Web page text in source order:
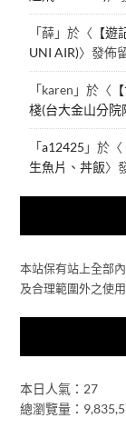
「薛」於〈 【
UNI AIR)〉發佈
「karen 」於〈
棧(台大金山分院
「a12425 」於〈
生魚片、丼飯〉
本站保有站上全部
及合理範圍外之使用
本日人氣：27
總瀏覽量：